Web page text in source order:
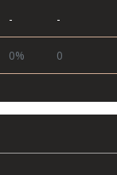
- -
0% 0